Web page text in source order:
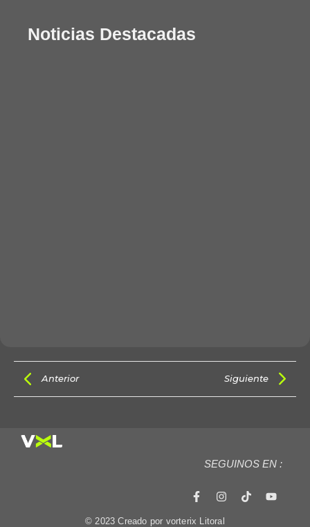
Noticias Destacadas
Anterior Siguiente
SEGUINOS EN :
© 2023 Creado por vorterix Litoral